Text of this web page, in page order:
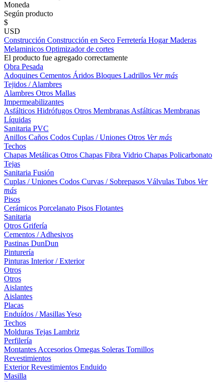
Moneda
Según producto
$
USD
Construcción Construcción en Seco Ferretería HogarMaderas
Melaminicos Optimizador de cortes
El producto fue agregado correctamente
Obra Pesada
Adoquines Cementos Áridos Bloques Ladrillos Ver más
Tejidos / Alambres
Alambres Otros Mallas
Impermeabilizantes
Asfálticos Hidrófugos Otros Membranas Asfálticas Membranas
Líquidas
Sanitaria PVC
Anillos Caños Codos Cuplas / Uniones Otros Ver más
Techos
Chapas Metálicas Otros Chapas Fibra Vidrio Chapas Policarbonato
Tejas
Sanitaria Fusión
Cuplas / Uniones Codos Curvas / Sobrepasos Válvulas Tubos Ver
más
Pisos
Cerámicos Porcelanato Pisos Flotantes
Sanitaria
Otros Grifería
Cementos / Adhesivos
Pastinas DunDun
Pinturería
Pinturas Interior / Exterior
Otros
Otros
Aislantes
Aislantes
Placas
Enduídos / MasillasYeso
Techos
Molduras Tejas Lambriz
Perfilería
Montantes Accesorios Omegas Soleras Tornillos
Revestimientos
ExteriorRevestimientos Enduido
Masilla